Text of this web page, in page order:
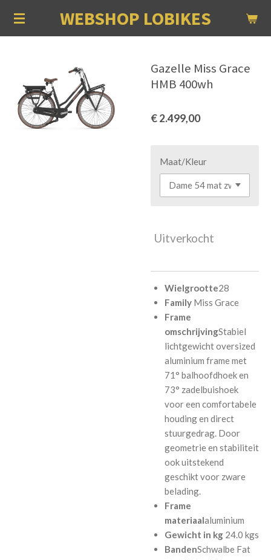
Ga
direct
WEBSHOP LOBIKES
Gazelle Miss Grace
HMB 400wh
€ 2.499,00
Maat/Kleur
Uitverkocht
Wielgrootte28
Family Miss Grace
Frame
omschrijvingStabiel
lichtgewicht oversized
aluminium frame met
71° balhoofdhoek en
73° zadelbuishoek
voor een comfortabele
houding en direct
stuurgedrag. Door
geometrie en stabiliteit
ook uitstekend
geschikt voor zware
belading.
Frame
materiaalaluminium
Gewicht in kg 24.0 kgs
BandenSchwalbe Fat